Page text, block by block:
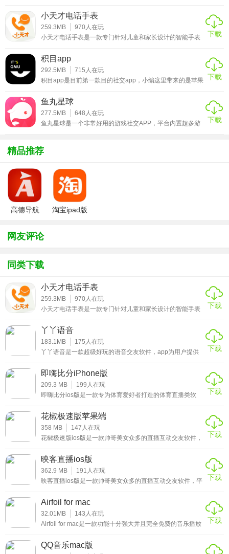
2、体育热门赛事0延迟观看，看比赛更激情;
3、可以与志趣相投的球友们及足球、篮球爱好者进行发帖、
评论，互动交流;更有专家看法供你查看了解。
★即嗨比分ios版主要功能
1、支持赛事推送，确保用户即时获取关注赛事进球和红牌通
知;
可关注即嗨入驻名人，也可查看热门新闻;
3、比分直播功能上线，用户可快速查看当前赛事，回查结束
赛果，并添加关注，赛事覆盖度全面。支持多角度数据分
析，如赔率，概率，比赛事件等;
4、完成个人中心，满足用户完善头像，密码，个人简介等功
能，也可查询个人关注粉丝等纪录。同时，可进行清理缓
存，无图模式等操作。
★即嗨比分ios版推荐理由
1、【社区】体育、八卦应有尽有，分享观点结识好友;
2、【实时比分直播】手机随时随地看比分、文字直播，比电
3、【专家推荐】超过4000名专家权威入驻。媒体大咖、资深
实战高手及权威专家名人汇集一地;
4、【核心数据】即嗨比分独创“四维象限”“进球值”“大数据”等
业界领先数据模型，同时提供每场比赛对阵双方近期战绩，
对赛往绩，积分排名、数据对比等重要数据供球迷参考;
5、【全球赛事覆盖全】全球的足球、篮球、电竞赛事单月开
赛场次超过5000场，涵盖中超、亚冠、英超、意甲、西甲、
德甲、日职联、澳超、欧冠、世界杯、NBA、CBA、
Dota2、LOL、CSGO等全球1000家体育赛事，尽在手中!
★即嗨比分ios版使用心得
1、无与伦比的观赛体验
超清画面，1080P;多路信号，无卡顿 ;普英粤多语解说;
异性用户，无论你是找朋友、约妹子还是找对象，使用它可
以让你的社交圈子更为广泛。现在的社会上男女比例严重失
调，不赶紧找对象的话，不仅自己着急家里人也着急，只要
年龄到了就会被安排去相亲，相信大家对于这种找对象的方
小天才电话手表
259.3MB 970人在玩
小天才电话手表是一款专门针对儿童和家长设计的智能手表
取您孩子的地理位置信息，并给孩子的智能手表发送语音、
文字，图片等信息，让沟通变得更加方便。此外，家长用户
还可以通过作息计划来设置、管理孩子的日常计划事项，如
通过定时提醒，自定义语音提醒等方式让孩子完成喝水、吃
下载
积目app
292.5MB 715 人在玩
积目app是目前第一款目的社交app，小编这里带来的是苹果
iPod touch等设备使用，需要的可以使用。所谓目的社交就
是指撇开其他的开场白和繁琐的事先沟通，直接进入主题，
奔向目的。软件首创目的语言系统，在这里你可以直接找到
最好玩的同类，发现有趣的自己。年轻就要率性而为，即时
下载
鱼丸星球
277.5MB 648 人在玩
鱼丸星球是一个非常好用的游戏社交APP，平台内置超多游
召集帖，成百上千的游戏好友将纷纷加入您的游戏阵营，如
此强大，会有没有游戏好友一说？不仅如此，鱼丸星球还提
式，定能让你的游戏房间燥起来！还在一个人默默的打游戏
上分？那多没意思
下载
精品推荐
高德导航
淘宝ipad版
网友评论
同类下载
小天才电话手表
259.3MB 970人在玩
小天才电话手表是一款专门针对儿童和家长设计的智能手表
取您孩子的地理位置信息，并给孩子的智能手表发送语音、
文字，图片等信息，让沟通变得更加方便。此外，家长用户
还可以通过作息计划来设置、管理孩子的日常计划事项，如
通过定时提醒，自定义语音提醒等方式让孩子完成喝水、吃
下载
丫丫语音
183.1MB 175 人在玩
丫丫语音是一款超级好玩的语音交友软件，app为用户提供
于此，还能与不同用户实时互动，陪你一起玩到嗨，如果你
想要扩大你的社交圈，那就赶快来下载丫丫语音吧。
下载
即嗨比分iPhone版
209.3 MB 199 人在玩
即嗨比分ios版是一款专为体育爱好者打造的体育直播类软
毛球、乒乓球等各种体育赛事，用户可以随时在线查看最新
的赛事直播，轻松了解最终的赛果，还可以查看当下的热门
新闻，获取更多最新的体育赛事资讯，感兴趣的小伙伴赶紧
来下载这款即嗨比分ios版体验吧。
下载
花椒极速版苹果端
358 MB 147 人在玩
花椒极速版ios版是一款帅哥美女众多的直播互动交友软件，
于此，每天都会进行各种精彩的直播内容，并且支持连麦互
动，在观看直播的过程中，用户可以与喜欢的主播进行互
动，而且还可以与喜欢的主播进行互动，超有趣的社交方
式，感兴趣的小伙伴赶紧来下载这款花椒极速版ios版体验
下载
映客直播ios版
362.9 MB 191 人在玩
映客直播ios版是一款帅哥美女众多的直播互动交友软件，平
上快速聊天等方法，帮助用户轻松找到心仪的那个ta，而且
软件也有大量的美颜效果，让你时刻美美哒。同时软件的直
播内容丰富全面，视频画质超清晰，给用户带来最好的直播
观看体验，感兴趣的小伙伴赶紧来下载这款映客直播ios版体
下载
Airfoil for mac
32.01MB 143 人在玩
Airfoil for mac是一款功能十分强大并且完全免费的音乐播放
方式传送至另一台设备，使用户无需使用数据线或者网线进
行连接，十分方便实用。最重要的一点是，软件的传输速度
下载
QQ音乐mac版